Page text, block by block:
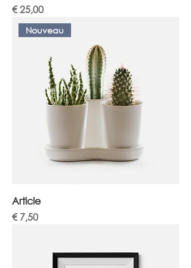
Prijs
€ 25,00
Nouveau
Article
Prijs
€ 7,50